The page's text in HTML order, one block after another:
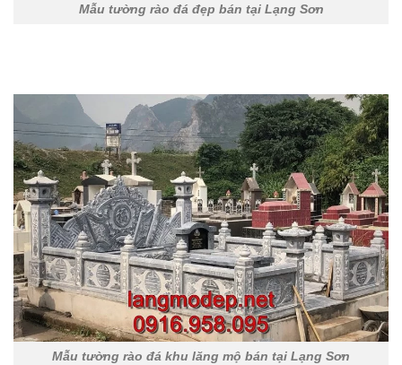
Mẫu tường rào đá đẹp bán tại Lạng Sơn
Mẫu tường rào đá khu lăng mộ bán tại Lạng Sơn